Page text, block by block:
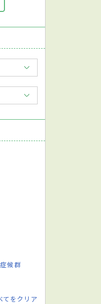
候群
てをクリア